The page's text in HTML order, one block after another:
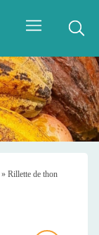
» Rillette de thon